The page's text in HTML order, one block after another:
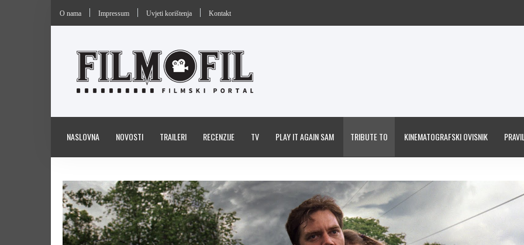
O nama Impressum Uvjeti korištenja Kontakt
NASLOVNA NOVOSTI TRAILERI RECENZIJE TV PLAY IT AGAIN SAM TRIBUTE TO KINEMATOGRAFSKI OVISNIK